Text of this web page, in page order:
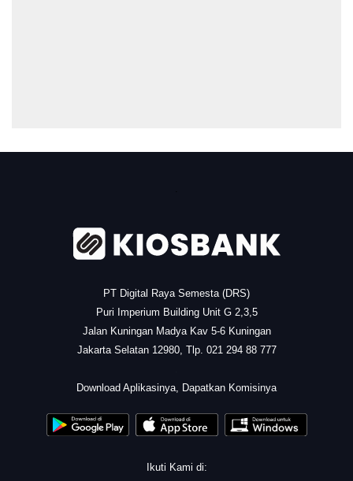
PT Digital Raya Semesta (DRS)
Puri Imperium Building Unit G 2,3,5
Jalan Kuningan Madya Kav 5-6 Kuningan
Jakarta Selatan 12980, Tlp. 021 294 88 777
Download Aplikasinya, Dapatkan Komisinya
Ikuti Kami di: